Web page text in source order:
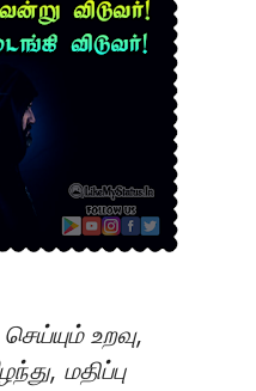
உறவு,
மதிப்பு